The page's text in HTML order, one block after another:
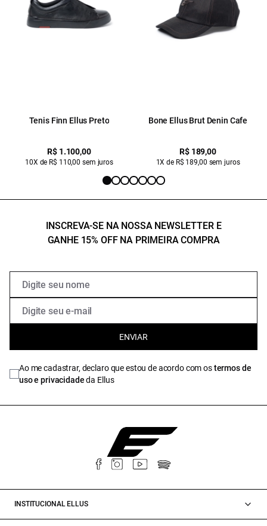
Tenis Finn Ellus Preto
R$ 1.100,00
10X de R$ 110,00 sem juros
Bone Ellus Brut Denin Cafe
R$ 189,00
1X de R$ 189,00 sem juros
INSCREVA-SE NA NOSSA NEWSLETTER E
GANHE 15% OFF NA PRIMEIRA COMPRA
ENVIAR
Ao me cadastrar, declaro que estou de acordo com ostermos de
uso e privacidadeda Ellus
INSTITUCIONAL ELLUS